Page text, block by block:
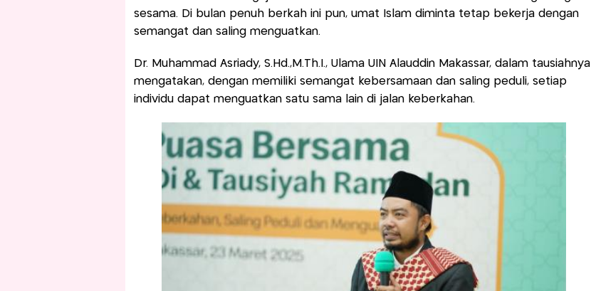
sesama. Di bulan penuh berkah ini pun, umat Islam diminta tetap bekerja dengan
semangat dan saling menguatkan.
Dr. Muhammad Asriady, S.Hd.,M.Th.I., Ulama UIN Alauddin Makassar, dalam tausiahnya
mengatakan, dengan memiliki semangat kebersamaan dan saling peduli, setiap
individu dapat menguatkan satu sama lain di jalan keberkahan.